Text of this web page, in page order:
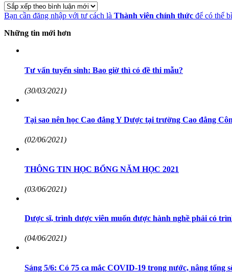
Bạn cần đăng nhập với tư cách là Thành viên chính thức để có thể
Những tin mới hơn
Tư vấn tuyển sinh: Bao giờ thì có đề thi mẫu?
(30/03/2021)
Tại sao nên học Cao đẳng Y Dược tại trường Cao đẳng
(02/06/2021)
THÔNG TIN HỌC BỔNG NĂM HỌC 2021
(03/06/2021)
Dược sĩ, trình dược viên muốn được hành nghề phải có
(04/06/2021)
Sáng 5/6: Có 75 ca mắc COVID-19 trong nước, nâng tổng